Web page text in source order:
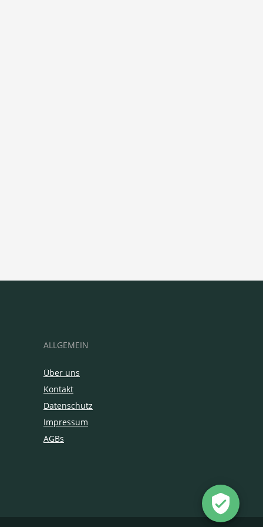
ALLGEMEIN
Über uns
Kontakt
Datenschutz
Impressum
AGBs